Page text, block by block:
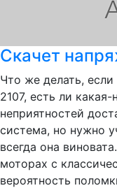
Скачет
Что же делать,
2107, есть ли
неприятностей
система, но нужно
всегда она
моторах с
вероятность